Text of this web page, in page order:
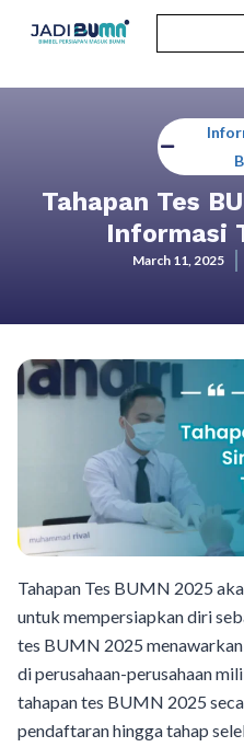
Tahapan Tes
Informasi
March 11, 2025
Tahapan Tes BUMN 2025
untuk mempersiapkan diri
tes BUMN 2025
di perusahaan-perusahaan
tahapan tes BUMN 2025
pendaftaran hingga tahap